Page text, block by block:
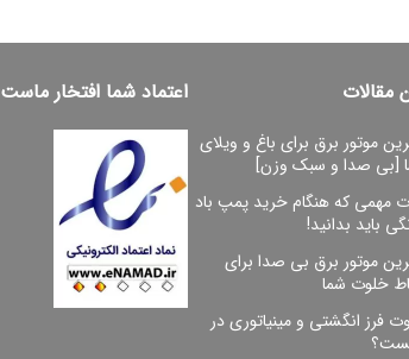
مقالات
موتور برق برای باغ و ویلای
[بی صدا و سبک وزن]
مهمی که هنگام خرید پمپ باد
باید بدانید!
موتور برق بی صدا برای
خلوت شما
فرز انگشتی و مینیاتوری در
اعتماد شما افتخار ماست